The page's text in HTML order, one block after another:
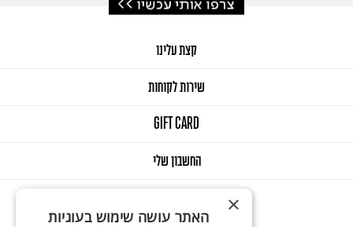
קצת עלינו
שירות לקוחות
GIFT CARD
החשבון שלי
× האתר עושה שימוש בעוגיות